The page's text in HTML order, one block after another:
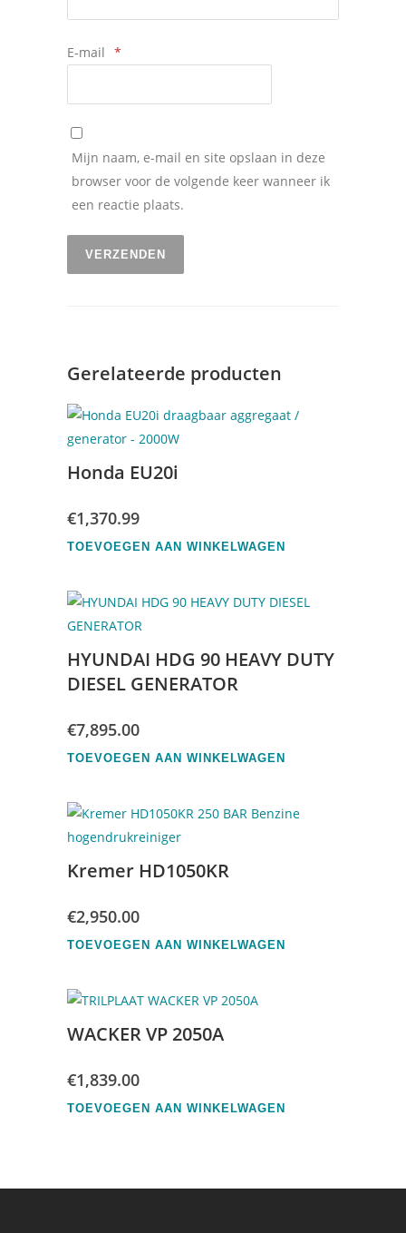
E-mail *
Mijn naam, e-mail en site opslaan in deze
browser voor de volgende keer wanneer ik
een reactie plaats.
Gerelateerde producten
Honda EU20i
€1,370.99
TOEVOEGEN AAN WINKELWAGEN
HYUNDAI HDG 90 HEAVY DUTY
DIESEL GENERATOR
€7,895.00
TOEVOEGEN AAN WINKELWAGEN
Kremer HD1050KR
€2,950.00
TOEVOEGEN AAN WINKELWAGEN
WACKER VP 2050A
€1,839.00
TOEVOEGEN AAN WINKELWAGEN